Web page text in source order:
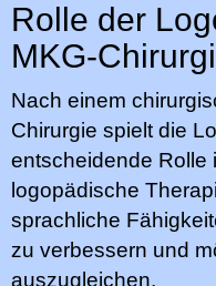
Rolle der
MKG-
Nach einem
Chirurgie spielt die
entscheidende Rolle
logopädische
sprachliche
zu verbessern und
auszugleichen.